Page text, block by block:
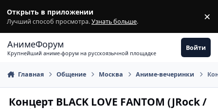
Открыть в приложении
Лучший способ просмотра.Узнать больше. ×
АнимеФорум
Крупнейший аниме-форум на русскоязычной площадке
Войти
Главная Общение Москва Аниме-вечеринки
Концерт BLACK LOVE FANTOM (JRock /